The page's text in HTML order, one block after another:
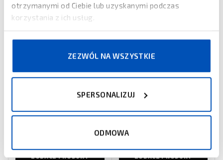
otrzymanymi od Ciebie lub uzyskanymi podczas
korzystania z ich usług.
ZEZWÓL NA WSZYSTKIE
SPERSONALIZUJ
ODMOWADrukarka Honeywell
PC42E-T